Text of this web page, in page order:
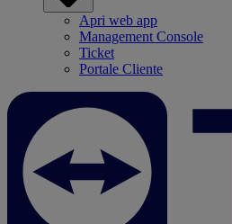
Apri web app
Management Console
Ticket
Portale Cliente